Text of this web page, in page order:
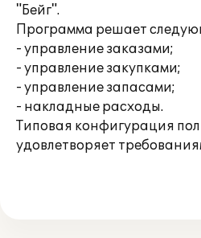
"Бейг".
Программа решает
- управление заказами;
- управление закупками;
- управление запасами;
- накладные расходы.
Типовая конфигурация
удовлетворяет